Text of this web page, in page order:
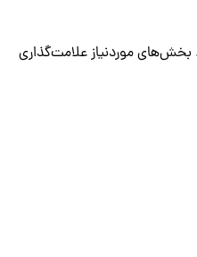
بخش‌های موردنیاز علامت‌گذاری